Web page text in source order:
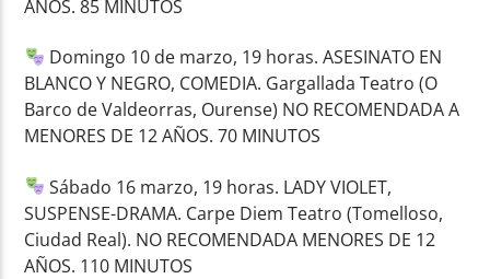
AÑOS. 85 MINUTOS
Domingo 10 de marzo, 19 horas. ASESINATO EN
BLANCO Y NEGRO, COMEDIA. Gargallada Teatro (O
Barco de Valdeorras, Ourense) NO RECOMENDADA A
MENORES DE 12 AÑOS. 70 MINUTOS
Sábado 16 marzo, 19 horas. LADY VIOLET,
SUSPENSE-DRAMA. Carpe Diem Teatro (Tomelloso,
Ciudad Real). NO RECOMENDADA MENORES DE 12
AÑOS. 110 MINUTOS